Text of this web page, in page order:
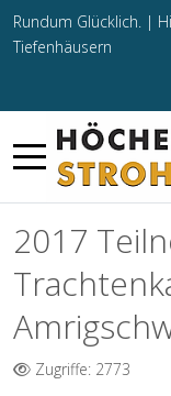
Rundum Glücklich. |
Tiefenhäusern
2017
Zugriffe: 2773